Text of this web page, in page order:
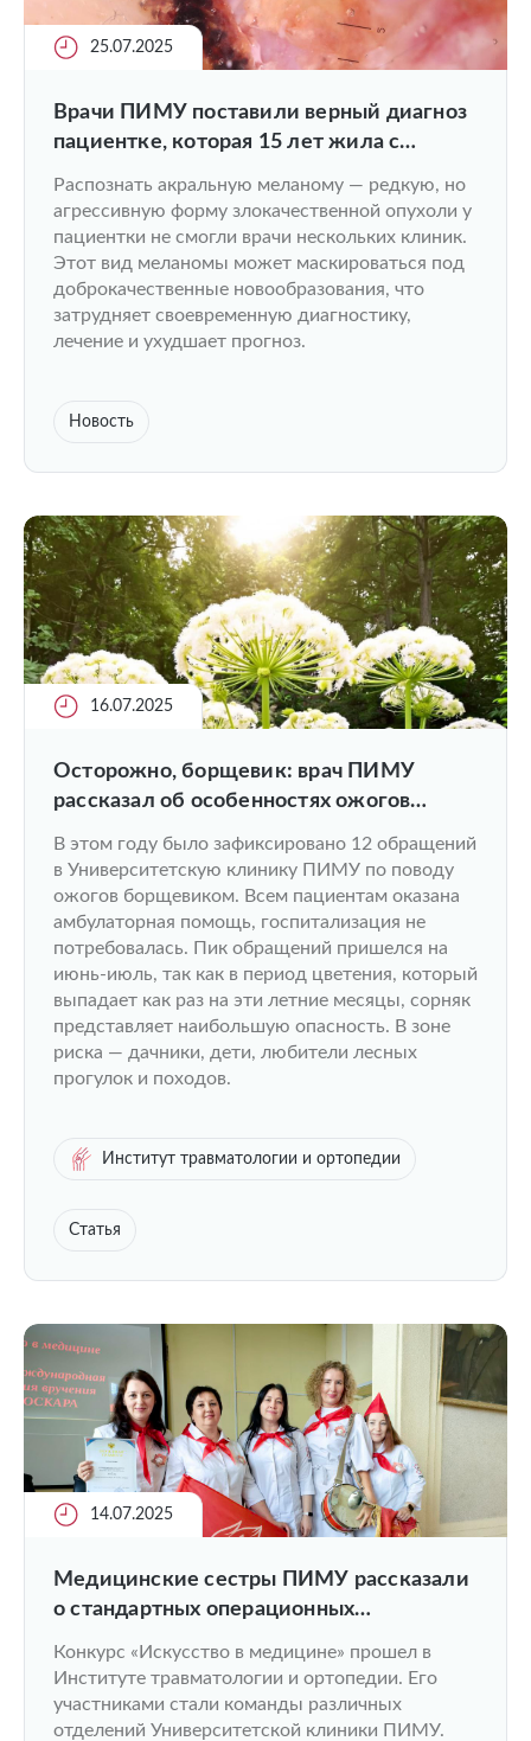
25.07.2025
Врачи ПИМУ поставили верный диагноз
пациентке, которая 15 лет жила с
Распознать акральную меланому — редкую, но
агрессивную форму злокачественной опухоли у
пациентки не смогли врачи нескольких клиник.
Этот вид меланомы может маскироваться под
доброкачественные новообразования, что
затрудняет своевременную диагностику,
лечение и ухудшает прогноз.
Новость
16.07.2025
Осторожно, борщевик: врач ПИМУ
рассказал об особенностях ожогов
опасным сорняком
В этом году было зафиксировано 12 обращений
в Университетскую клинику ПИМУ по поводу
ожогов борщевиком. Всем пациентам оказана
амбулаторная помощь, госпитализация не
потребовалась. Пик обращений пришелся на
июнь-июль, так как в период цветения, который
выпадает как раз на эти летние месяцы, сорняк
представляет наибольшую опасность. В зоне
риска — дачники, дети, любители лесных
прогулок и походов.
Институт травматологии и ортопедии
Статья
14.07.2025
Медицинские сестры ПИМУ рассказали
о стандартных операционных
Конкурс «Искусство в медицине» прошел в
Институте травматологии и ортопедии. Его
участниками стали команды различных
отделений Университетской клиники ПИМУ.